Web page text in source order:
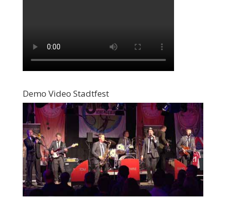
Demo Video Stadtfest